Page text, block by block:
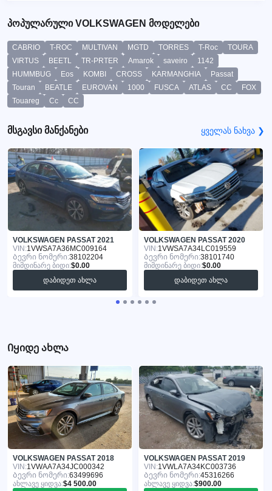
პოპულარული VOLKSWAGEN მოდელები
CABRIO T-ROC MULTIVAN MGTD TORRES T-Roc
TOURA
VIRTUS
BEETL TR-PRTER Amarok saveiro
1142
HUMMBUG
Eos KOMBI CROSS KARMANGHIA
Passat
Touran
BEATLE EUROVAN 1000 FUSCA ATLAS CC
FOX
Touareg
Cc CC
მსგავსი მანქანები ყველას ნახვა ❯
VOLKSWAGEN PASSAT 2021
VIN:1VWSA7A36MC009164
Ბევრი ნომერი:38102204
მიმდინარე ბიდი:$0.00
დაბიდეთ ახლა
VOLKSWAGEN PASSAT 2020
VIN:1VWSA7A34LC019559
Ბევრი ნომერი:38101740
მიმდინარე ბიდი:$0.00
დაბიდეთ ახლა
Იყიდე ახლა
VOLKSWAGEN PASSAT 2018
VIN:1VWAA7A34JC000342
Ბევრი ნომერი:63499696
ახლავე ყიდვა:$4 500.00
VOLKSWAGEN PASSAT 2019
VIN:1VWLA7A34KC003736
Ბევრი ნომერი:45316266
ახლავე ყიდვა:$900.00